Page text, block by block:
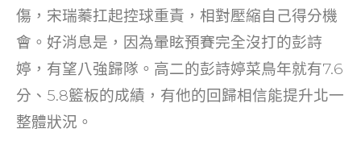
傷，宋瑞蓁扛起控球重責，相對壓縮自己得分機
會。好消息是，因為暈眩預賽完全沒打的彭詩
婷，有望八強歸隊。高二的彭詩婷菜鳥年就有7.6
分、5.8籃板的成績，有他的回歸相信能提升北一
整體狀況。